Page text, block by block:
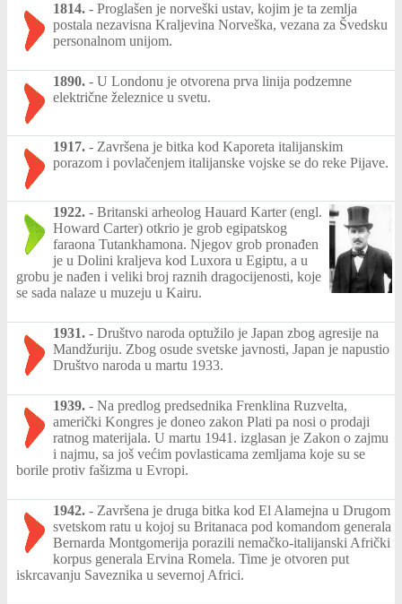
1814. - Proglašen je norveški ustav, kojim je ta zemlja
postala nezavisna Kraljevina Norveška, vezana za Švedsku
personalnom unijom.
1890. - U Londonu je otvorena prva linija podzemne
električne železnice u svetu.
1917. - Završena je bitka kod Kaporeta italijanskim
porazom i povlačenjem italijanske vojske se do reke Pijave.
1922. - Britanski arheolog Hauard Karter (engl.
Howard Carter) otkrio je grob egipatskog
faraona Tutankhamona. Njegov grob pronađen
je u Dolini kraljeva kod Luxora u Egiptu, a u
grobu je nađen i veliki broj raznih dragocijenosti, koje
se sada nalaze u muzeju u Kairu.
1931. - Društvo naroda optužilo je Japan zbog agresije na
Mandžuriju. Zbog osude svetske javnosti, Japan je napustio
Društvo naroda u martu 1933.
1939. - Na predlog predsednika Frenklina Ruzvelta,
američki Kongres je doneo zakon Plati pa nosi o prodaji
ratnog materijala. U martu 1941. izglasan je Zakon o zajmu
i najmu, sa još većim povlasticama zemljama koje su se
borile protiv fašizma u Evropi.
1942. - Završena je druga bitka kod El Alamejna u Drugom
svetskom ratu u kojoj su Britanaca pod komandom generala
Bernarda Montgomerija porazili nemačko-italijanski Afrički
korpus generala Ervina Romela. Time je otvoren put
iskrcavanju Saveznika u severnoj Africi.